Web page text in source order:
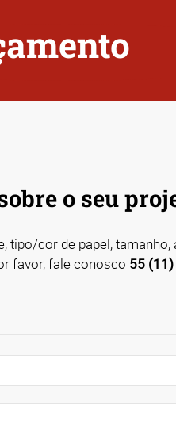
o seu
tipo/cor de papel,
favor, fale conosco 55